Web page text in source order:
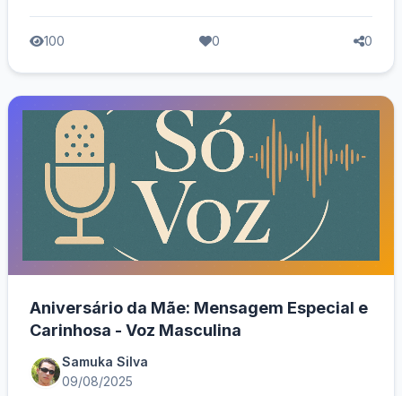
100 0 0
Aniversário da Mãe: Mensagem Especial e
Carinhosa - Voz Masculina
Samuka Silva
09/08/2025